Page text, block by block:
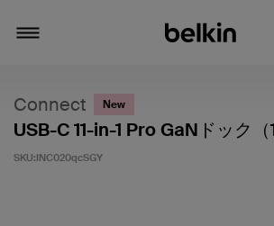
Connect New
USB-C 11-in-1 Pro GaNドック（
SKU:INC020qcSGY